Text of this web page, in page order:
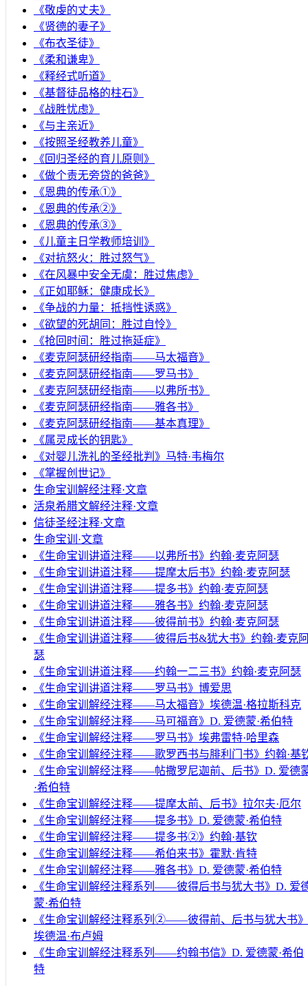
《敬虔的丈夫》
《贤德的妻子》
《布衣圣徒》
《柔和谦卑》
《释经式听道》
《基督徒品格的柱石》
《战胜忧虑》
《与主亲近》
《按照圣经教养儿童》
《回归圣经的育儿原则》
《做个责无旁贷的爸爸》
《恩典的传承①》
《恩典的传承②》
《恩典的传承③》
《儿童主日学教师培训》
《对抗怒火：胜过怒气》
《在风暴中安全无虞：胜过焦虑》
《正如耶稣：健康成长》
《争战的力量：抵挡性诱惑》
《欲望的死胡同：胜过自怜》
《抢回时间：胜过拖延症》
《麦克阿瑟研经指南——马太福音》
《麦克阿瑟研经指南——罗马书》
《麦克阿瑟研经指南——以弗所书》
《麦克阿瑟研经指南——雅各书》
《麦克阿瑟研经指南——基本真理》
《属灵成长的钥匙》
《对婴儿洗礼的圣经批判》马特·韦梅尔
《掌握创世记》
生命宝训解经注释·文章
活泉希腊文解经注释·文章
信徒圣经注释·文章
生命宝训·文章
《生命宝训讲道注释——以弗所书》约翰·麦克阿瑟
《生命宝训讲道注释——提摩太后书》约翰·麦克阿瑟
《生命宝训讲道注释——提多书》约翰·麦克阿瑟
《生命宝训讲道注释——雅各书》约翰·麦克阿瑟
《生命宝训讲道注释——彼得前书》约翰·麦克阿瑟
《生命宝训讲道注释——彼得后书&犹大书》约翰·麦克
瑟
《生命宝训讲道注释——约翰一二三书》约翰·麦克阿瑟
《生命宝训讲道注释——罗马书》博爱思
《生命宝训解经注释——马太福音》埃德温·格拉斯科克
《生命宝训解经注释——马可福音》D. 爱德蒙·希伯特
《生命宝训解经注释——罗马书》埃弗雷特·哈里森
《生命宝训解经注释——歌罗西书与腓利门书》约翰·基
《生命宝训解经注释——帖撒罗尼迦前、后书》D. 爱德
·希伯特
《生命宝训解经注释——提摩太前、后书》拉尔夫·厄尔
《生命宝训解经注释——提多书》D. 爱德蒙·希伯特
《生命宝训解经注释——提多书②》约翰·基钦
《生命宝训解经注释——希伯来书》霍默·肯特
《生命宝训解经注释——雅各书》D. 爱德蒙·希伯特
《生命宝训解经注释系列——彼得后书与犹大书》D. 爱
蒙·希伯特
《生命宝训解经注释系列②——彼得前、后书与犹大书》
埃德温·布卢姆
《生命宝训解经注释系列——约翰书信》D. 爱德蒙·希伯
特